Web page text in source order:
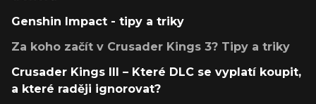
Genshin Impact - tipy a triky
Za koho začít v Crusader Kings 3? Tipy a triky
Crusader Kings III – Které DLC se vyplatí koupit,
a které raději ignorovat?